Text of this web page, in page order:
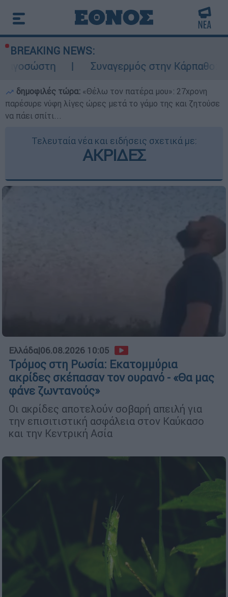
BREAKING NEWS:
Συναγερμός στην Κάρπαθο: Βρέθηκαν
δημοφιλές τώρα: «Θέλω τον πατέρα μου»: 27χρονη
παρέσυρε νύφη λίγες ώρες μετά το γάμο της και ζητούσε
να πάει σπίτι...
Τελευταία νέα και ειδήσεις σχετικά με:
ΑΚΡΙΔΕΣ
Ελλάδα|06.08.2026 10:05
Τρόμος στη Ρωσία: Εκατομμύρια
ακρίδες σκέπασαν τον ουρανό - «Θα μας
φάνε ζωντανούς»
Οι ακρίδες αποτελούν σοβαρή απειλή για
την επισιτιστική ασφάλεια στον Καύκασο
και την Κεντρική Ασία